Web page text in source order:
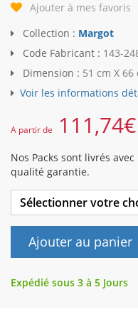
Ajouter à mes favoris
Collection : Margot
Code Fabricant : 143-
Dimension : 51 cm X 66
Voir les informations
A partir de 111,74€
Nos Packs sont livrés
qualité garantie.
Sélectionner votre
Ajouter au panier
Expédié sous 3 à 5 Jours